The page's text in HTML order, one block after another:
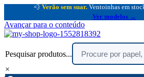
💨 Verão sem suar. Ventoinhas em
Ver modelos →
Avançar para o conteúdo
Pesquisar produtos...
×